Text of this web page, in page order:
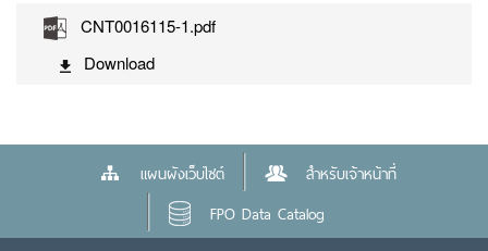
CNT0016115-1.pdf
Download
แผนผังเว็บไซต์
สำหรับเจ้าหน้าที่
FPO Data Catalog